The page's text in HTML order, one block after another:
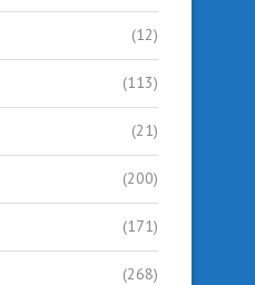
(12)
(113)
(21)
(200)
(171)
(268)